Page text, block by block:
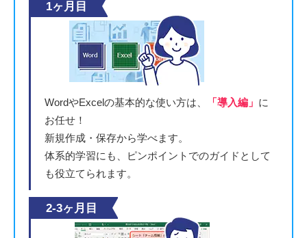
1ヶ月目
WordやExcelの基本的な使い方は、 「導入編」 に
お任せ！
新規作成・保存から学べます。
体系的学習にも、ピンポイントでのガイドとして
も役立てられます。
2-3ヶ月目